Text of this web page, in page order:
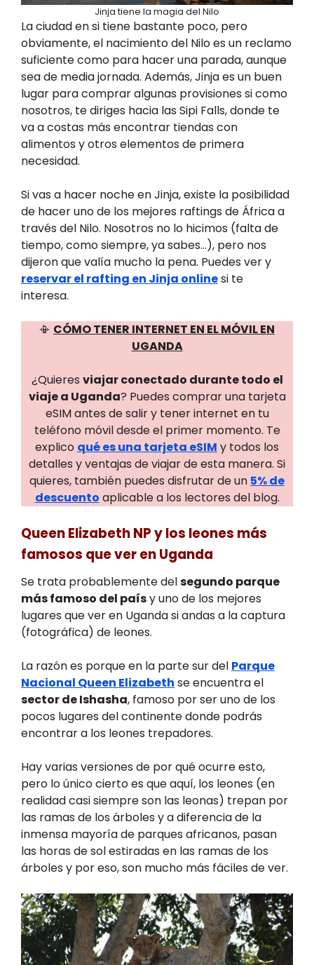
Jinja tiene la magia del Nilo
La ciudad en si tiene bastante poco, pero
obviamente, el nacimiento del Nilo es un reclamo
suficiente como para hacer una parada, aunque
sea de media jornada. Además, Jinja es un buen
lugar para comprar algunas provisiones si como
nosotros, te diriges hacia las Sipi Falls, donde te
va a costas más encontrar tiendas con
alimentos y otros elementos de primera
necesidad.
Si vas a hacer noche en Jinja, existe la posibilidad
de hacer uno de los mejores raftings de África a
través del Nilo. Nosotros no lo hicimos (falta de
tiempo, como siempre, ya sabes…), pero nos
dijeron que valía mucho la pena. Puedes ver y
reservar el rafting en Jinja onlinesi te
interesa.
📳 CÓMO TENER INTERNET EN EL MÓVIL EN
UGANDA
¿Quieres viajar conectado durante todo el
viaje a Uganda? Puedes comprar una tarjeta
eSIM antes de salir y tener internet en tu
teléfono móvil desde el primer momento. Te
explico qué es una tarjeta eSIM y todos los
detalles y ventajas de viajar de esta manera. Si
quieres, también puedes disfrutar de un 5% de
descuento aplicable a los lectores del blog.
Queen Elizabeth NP y los leones más
famosos que ver en Uganda
Se trata probablemente delsegundo parque
más famoso del paísy uno de los mejores
lugares que ver en Uganda si andas a la captura
(fotográfica) de leones.
La razón es porque en la parte sur del Parque
Nacional Queen Elizabeth se encuentra el
sector de Ishasha, famoso por ser uno de los
pocos lugares del continente donde podrás
encontrar a los leones trepadores.
Hay varias versiones de por qué ocurre esto,
pero lo único cierto es que aquí, los leones (en
realidad casi siempre son las leonas) trepan por
las ramas de los árboles y a diferencia de la
inmensa mayoría de parques africanos, pasan
las horas de sol estiradas en las ramas de los
árboles y por eso, son mucho más fáciles de ver.